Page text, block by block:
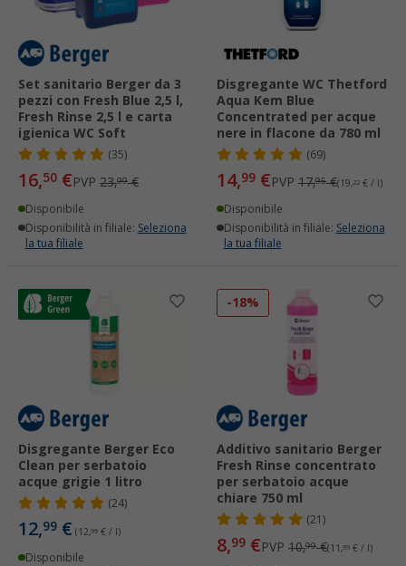
Set sanitario Berger da 3
pezzi con Fresh Blue 2,5 l,
Fresh Rinse 2,5 l e carta
igienica WC Soft
(35)
16,50 €PVP 23,99€
Disponibile
Disponibilità in filiale: Seleziona
la tua filiale
Disgregante WC Thetford
Aqua Kem Blue
Concentrated per acque
nere in flacone da 780 ml
(69)
14,99 €PVP 17,95€(19,22 € / l)
Disponibile
Disponibilità in filiale: Seleziona
la tua filiale
Disgregante Berger Eco
Clean per serbatoio
acque grigie 1 litro
(24)
12,99 € (12,99 € / l)
Disponibile
-18%
Additivo sanitario Berger
Fresh Rinse concentrato
per serbatoio acque
chiare 750 ml
(21)
8,99 €PVP 10,99€(11,99 € / l)